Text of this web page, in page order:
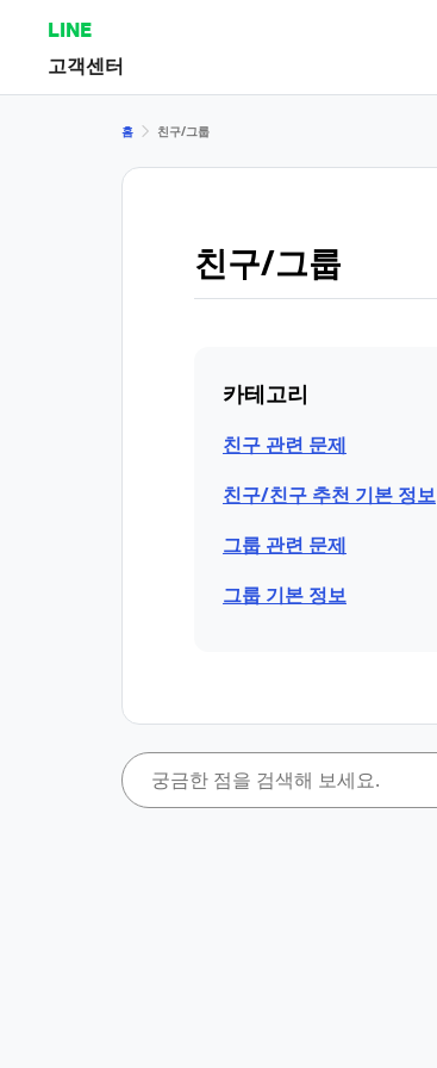
LINE
고객센터
홈 친구/그룹
친구/그룹
카테고리
친구 관련 문제
친구/친구 추천 기본 정보
그룹 관련 문제
그룹 기본 정보